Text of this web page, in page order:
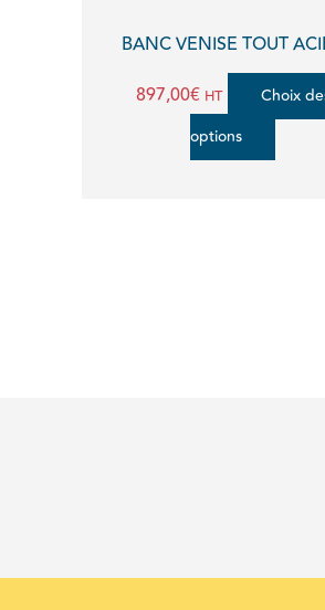
BANC VENISE TOUT
897,00€ HT
Choix
options
être
sur
la